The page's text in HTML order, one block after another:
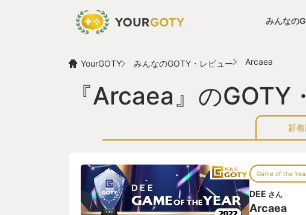
みんなの
YourGOTY みんなのGOTY・レビュー Arcaea
『Arcaea』のGOTY
新
Game of the
DEE さん
Arcaea